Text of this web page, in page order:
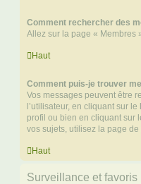
Comment rechercher des
Allez sur la page « Membres
Haut
Comment puis-je trouver
Vos messages peuvent être
l’utilisateur, en cliquant sur
profil ou bien en cliquant sur
vos sujets, utilisez la page
Haut
Surveillance et favoris